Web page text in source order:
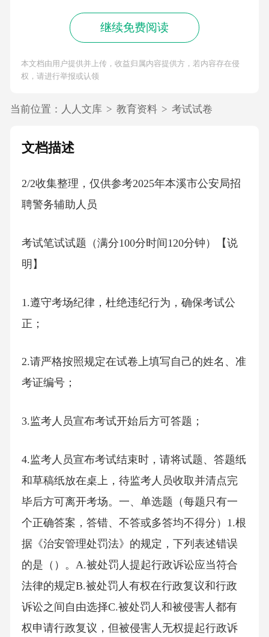
继续免费阅读
本文档由用户提供并上传，收益归属内容提供方，若内容存在侵
权，请进行举报或认领
当前位置： 人人文库 > 教育资料 > 考试试卷
文档描述
2/2收集整理，仅供参考2025年本溪市公安局招
聘警务辅助人员
考试笔试试题（满分100分时间120分钟）【说
明】
1.遵守考场纪律，杜绝违纪行为，确保考试公
正；
2.请严格按照规定在试卷上填写自己的姓名、准
考证编号；
3.监考人员宣布考试开始后方可答题；
4.监考人员宣布考试结束时，请将试题、答题纸
和草稿纸放在桌上，待监考人员收取并清点完
毕后方可离开考场。一、单选题（每题只有一
个正确答案，答错、不答或多答均不得分）1.根
据《治安管理处罚法》的规定，下列表述错误
的是（）。A.被处罚人提起行政诉讼应当符合
法律的规定B.被处罚人有权在行政复议和行政
诉讼之间自由选择C.被处罚人和被侵害人都有
权申请行政复议，但被侵害人无权提起行政诉